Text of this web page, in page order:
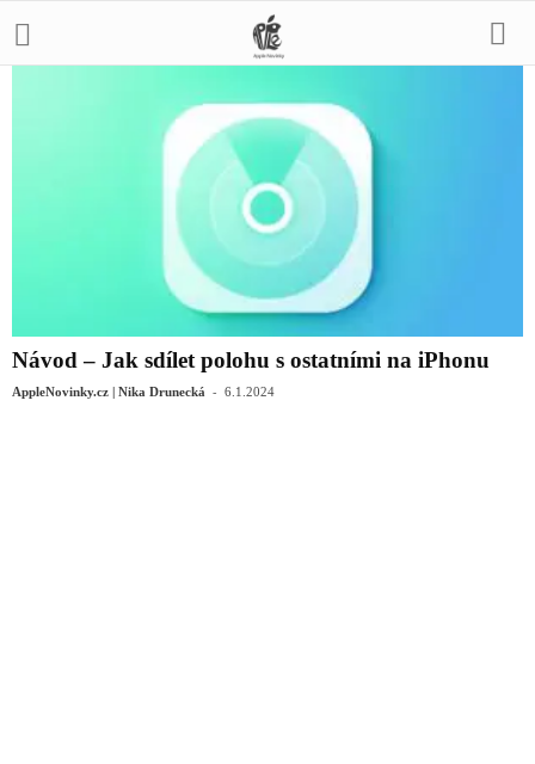
Návod – Jak sdílet polohu s ostatními na iPhonu
AppleNovinky.cz | Nika Drunecká - 6.1.2024